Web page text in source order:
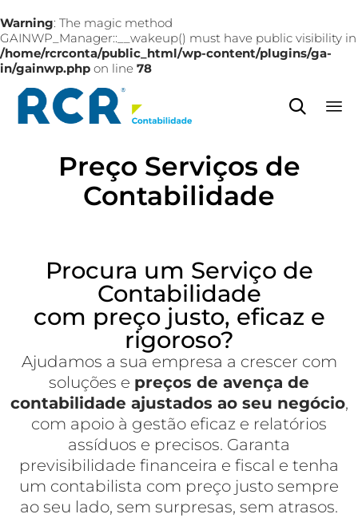
Warning: The magic method
GAINWP_Manager::__wakeup() must have public visibility in
/home/rcrconta/public_html/wp-content/plugins/ga-
in/gainwp.php on line 78

Preço Serviços de
Contabilidade
Procura um Serviço de
Contabilidade
com preço justo, eficaz e
rigoroso?
Ajudamos a sua empresa a crescer com
soluções e preços de avença de
contabilidade ajustados ao seu negócio,
com apoio à gestão eficaz e relatórios
assíduos e precisos. Garanta
previsibilidade financeira e fiscal e tenha
um contabilista com preço justo sempre
ao seu lado, sem surpresas, sem atrasos.